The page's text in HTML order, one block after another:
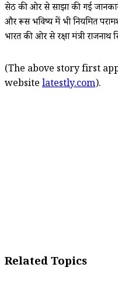
सेठ की ओर से साझा की गई
और रूस भविष्य में भी नियमित
भारत की ओर से रक्षा मंत्री
(The above story first
website latestly.com).
Related Topics